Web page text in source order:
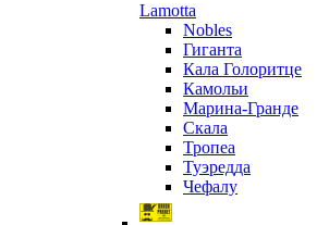
Lamotta
Nobles
Гиганта
Кала Голоритце
Камольи
Марина-Гранде
Скала
Тропеа
Туэредда
Чефалу